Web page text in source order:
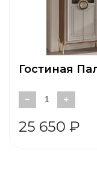
Гостиная
− +
25 650 ₽